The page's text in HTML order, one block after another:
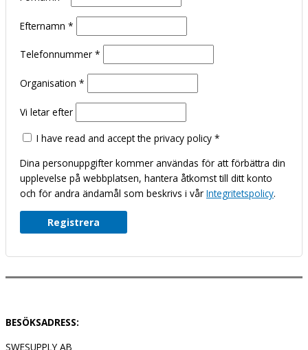
Efternamn *
Telefonnummer *
Organisation *
Vi letar efter
I have read and accept the privacy policy *
Dina personuppgifter kommer användas för att förbättra din
upplevelse på webbplatsen, hantera åtkomst till ditt konto
och för andra ändamål som beskrivs i vår Integritetspolicy.
Registrera
BESÖKSADRESS:
SWESUPPLY AB